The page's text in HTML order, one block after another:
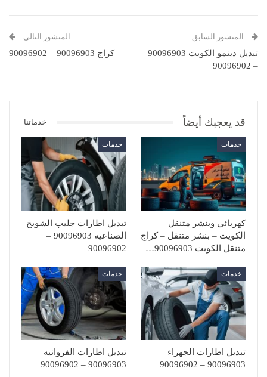
المنشور السابق
تبديل دينمو الكويت 90096903
– 90096902
المنشور التالي
كراج 90096903 – 90096902
قد يعجبك أيضاً خدماتنا
خدمات
كهربائي وبنشر متنقل
الكويت – بنشر متنقل – كراج
متنقل الكويت 90096903…
خدمات
تبديل اطارات جليب الشويخ
الصناعيه 90096903 –
90096902
خدمات
تبديل اطارات الجهراء
90096903 – 90096902
خدمات
تبديل اطارات الفروانيه
90096903 – 90096902